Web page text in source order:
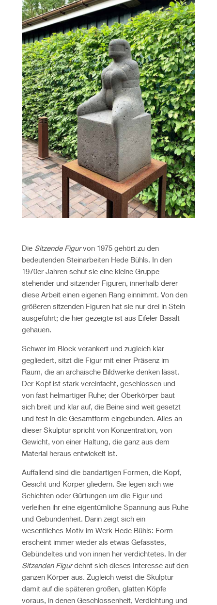
Die Sitzende Figurvon 1975 gehört zu den
bedeutenden Steinarbeiten Hede Bühls. In den
1970er Jahren schuf sie eine kleine Gruppe
stehender und sitzender Figuren, innerhalb derer
diese Arbeit einen eigenen Rang einnimmt. Von den
größeren sitzenden Figuren hat sie nur drei in Stein
ausgeführt; die hier gezeigte ist aus Eifeler Basalt
gehauen.
Schwer im Block verankert und zugleich klar
gegliedert, sitzt die Figur mit einer Präsenz im
Raum, die an archaische Bildwerke denken lässt.
Der Kopf ist stark vereinfacht, geschlossen und
von fast helmartiger Ruhe; der Oberkörper baut
sich breit und klar auf, die Beine sind weit gesetzt
und fest in die Gesamtform eingebunden. Alles an
dieser Skulptur spricht von Konzentration, von
Gewicht, von einer Haltung, die ganz aus dem
Material heraus entwickelt ist.
Auffallend sind die bandartigen Formen, die Kopf,
Gesicht und Körper gliedern. Sie legen sich wie
Schichten oder Gürtungen um die Figur und
verleihen ihr eine eigentümliche Spannung aus Ruhe
und Gebundenheit. Darin zeigt sich ein
wesentliches Motiv im Werk Hede Bühls: Form
erscheint immer wieder als etwas Gefasstes,
Gebündeltes und von innen her verdichtetes. In der
Sitzenden Figurdehnt sich dieses Interesse auf den
ganzen Körper aus. Zugleich weist die Skulptur
damit auf die späteren großen, glatten Köpfe
voraus, in denen Geschlossenheit, Verdichtung und